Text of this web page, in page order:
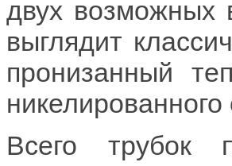
двух возможных
выглядит
пронизанный
Всего